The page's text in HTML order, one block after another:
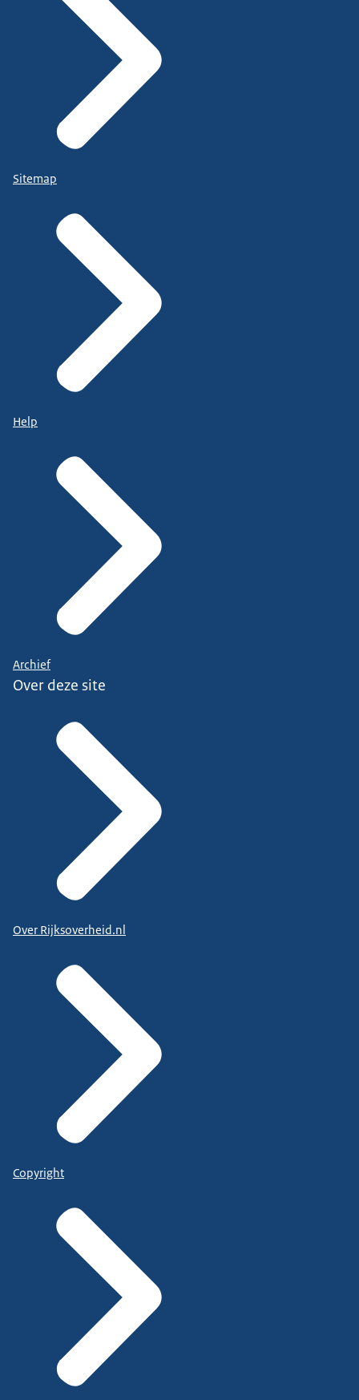
Sitemap
Help
Archief
Over deze site
Over Rijksoverheid.nl
Copyright